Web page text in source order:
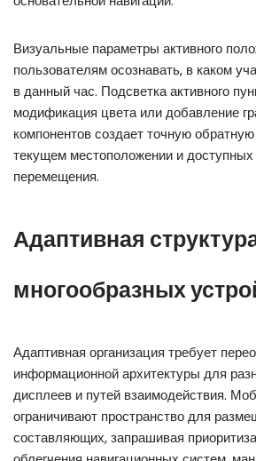
Визуальные параметры активного
пользователям осознавать, в каком
в данный час. Подсветка активного
модификация цвета или добавление
компонентов создает точную
текущем местоположении и доступных
перемещения.
Адаптивная
многообразных
Адаптивная организация требует
информационной архитектуры для
дисплеев и путей взаимодействия.
ограничивают пространство для
составляющих, запрашивая